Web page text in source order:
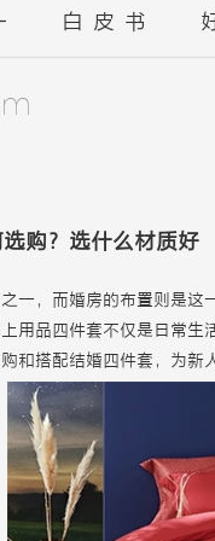
白 皮 书
购？选什么材质好
一，而婚房的布置则是这
用品四件套不仅是日常生
和搭配结婚四件套，为新